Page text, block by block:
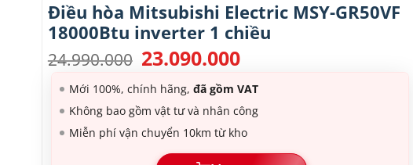
Điều hòa Mitsubishi Electric MSY-GR50VF
18000Btu inverter 1 chiều
24.990.000 Giá
gốc
là:
24.990.000.
23.090.000
tại
là:
23.090.000.
Mới 100%, chính hãng,đã gồm VAT
Không bao gồm vật tư và nhân công
Miễn phí vận chuyển 10km từ kho